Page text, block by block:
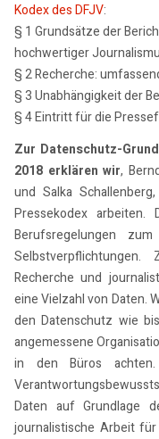
Kodex des DFJV:
§ 1 Grundsätze der
hochwertiger
§ 2 Recherche:
§ 3 Unabhängigkeit der
§ 4 Eintritt für die
Zur Datenschutz-
2018 erklären wir,
und Salka
Pressekodex
Berufsregelungen
Recherche und
eine Vielzahl von Daten.
den Datenschutz wie
angemessene
in den Büros achten.
Daten auf Grundlage
journalistische Arbeit